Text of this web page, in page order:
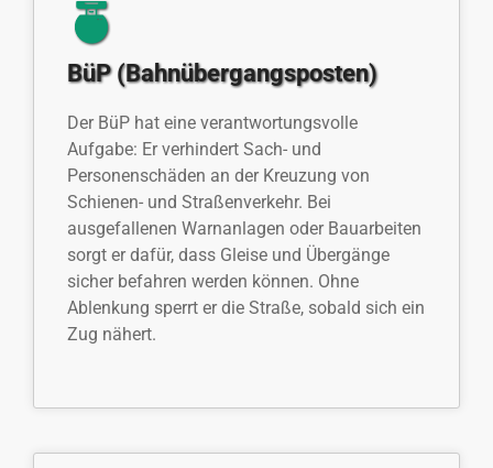
BüP (Bahnübergangsposten)
Der BüP hat eine verantwortungsvolle
Aufgabe: Er verhindert Sach- und
Personenschäden an der Kreuzung von
Schienen- und Straßenverkehr. Bei
ausgefallenen Warnanlagen oder Bauarbeiten
sorgt er dafür, dass Gleise und Übergänge
sicher befahren werden können. Ohne
Ablenkung sperrt er die Straße, sobald sich ein
Zug nähert.